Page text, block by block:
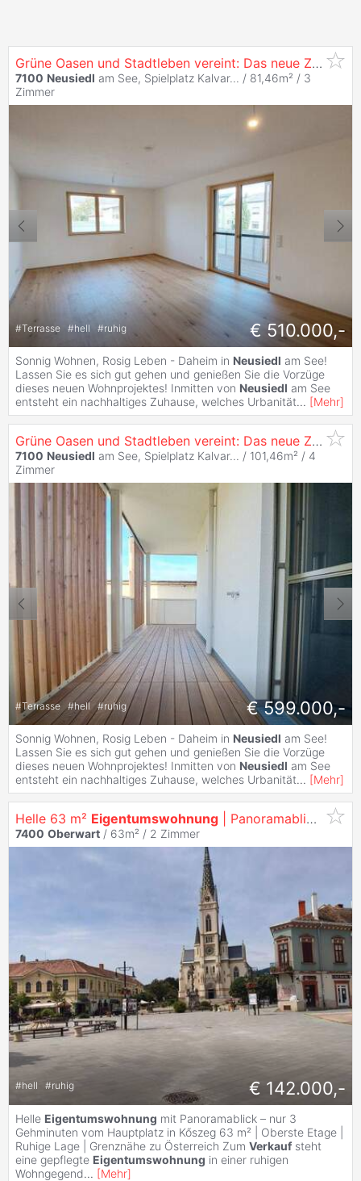
Grüne Oasen und Stadtleben vereint: Das neue Zuhause in
7100 Neusiedl am See, Spielplatz Kalvar... / 81,46m² / 3
Zimmer
#Terrasse #hell #ruhig € 510.000,-
Sonnig Wohnen, Rosig Leben - Daheim in Neusiedl am See!
Lassen Sie es sich gut gehen und genießen Sie die Vorzüge
dieses neuen Wohnprojektes! Inmitten von Neusiedl am See
entsteht ein nachhaltiges Zuhause, welches Urbanität... [Mehr]
Grüne Oasen und Stadtleben vereint: Das neue Zuhause in
7100 Neusiedl am See, Spielplatz Kalvar... / 101,46m² / 4
Zimmer
#Terrasse #hell #ruhig € 599.000,-
Sonnig Wohnen, Rosig Leben - Daheim in Neusiedl am See!
Lassen Sie es sich gut gehen und genießen Sie die Vorzüge
dieses neuen Wohnprojektes! Inmitten von Neusiedl am See
entsteht ein nachhaltiges Zuhause, welches Urbanität... [Mehr]
Helle 63 m² Eigentumswohnung | Panoramablick | 3 Min. zum Hauptplatz | Grenznähe Österreich
7400 Oberwart / 63m² / 2 Zimmer
#hell #ruhig € 142.000,-
Helle Eigentumswohnung mit Panoramablick – nur 3
Gehminuten vom Hauptplatz in Kőszeg 63 m² | Oberste Etage |
Ruhige Lage | Grenznähe zu Österreich Zum Verkauf steht
eine gepflegte Eigentumswohnung in einer ruhigen
Wohngegend... [Mehr]